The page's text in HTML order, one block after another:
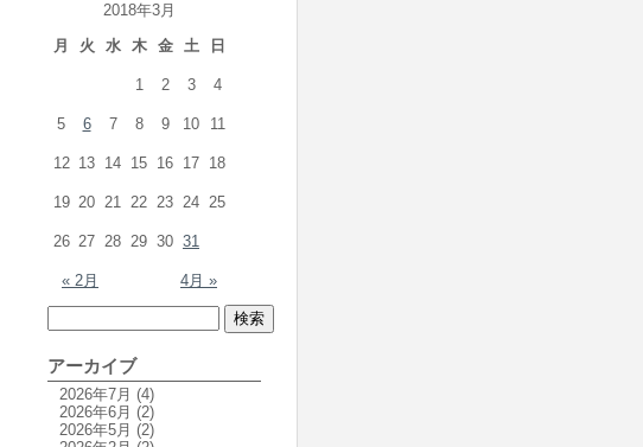
2018年3月
月
火 水 木 金 土 日
« 2月 4月 »
1 2 3 4
5 6 7 8 9 10 11
12 13 14 15 16 17 18
19 20 21 22 23 24 25
26 27 28 29 30 31
アーカイブ
2026年7月 (4)
2026年6月 (2)
2026年5月 (2)